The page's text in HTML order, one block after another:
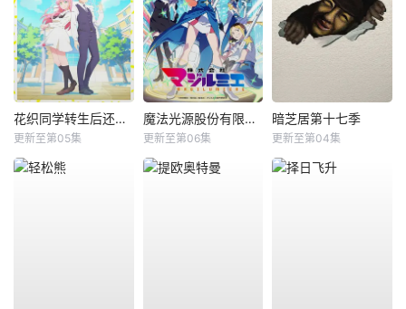
花织同学转生后还是想干架
更新至第05集
魔法光源股份有限公司第二季
更新至第06集
暗芝居第十七季
更新至第04集